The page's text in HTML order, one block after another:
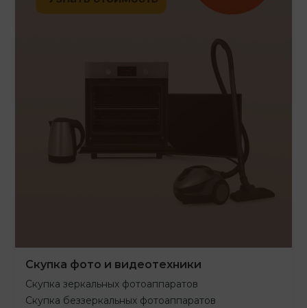
Скупка фото и видеотехники
Скупка зеркальных фотоаппаратов
Скупка беззеркальных фотоаппаратов